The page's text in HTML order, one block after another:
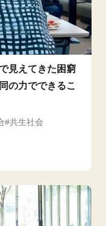
見えてきた困窮
の力でできるこ
共生社会